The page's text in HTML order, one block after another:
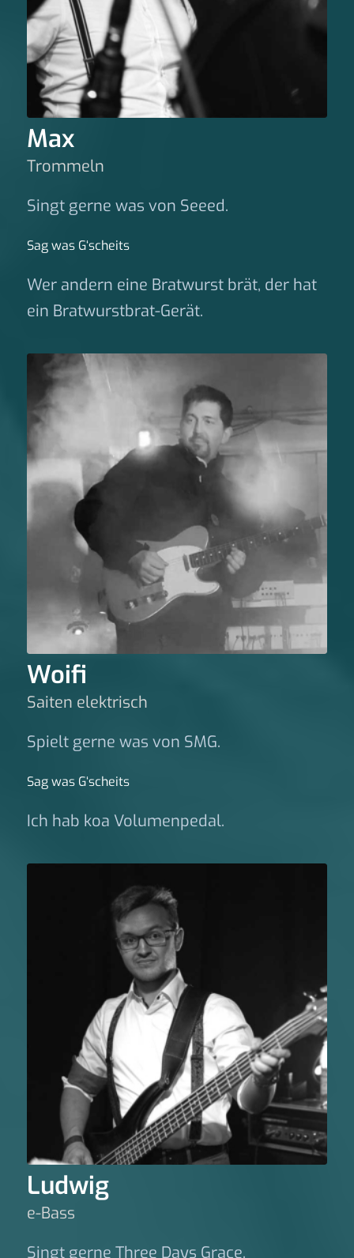
Max
Trommeln
Singt gerne was von Seeed.
Sag was G‘scheits
Wer andern eine Bratwurst brät, der hat
ein Bratwurstbrat-Gerät.
Woifi
Saiten elektrisch
Spielt gerne was von SMG.
Sag was G‘scheits
Ich hab koa Volumenpedal.
Ludwig
e-Bass
Singt gerne Three Days Grace.